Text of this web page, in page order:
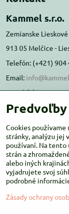
Kammel s.r.o.
Zemianske
913 05 Melčice -
Telefón: (+421) 904
Email:
Prevádzka:
Administratívna
Otváracie hodiny:
PIA-NE
Cookies
stránky, analýzu jej
používaní. Na
strán a
alebo iných
vyjadrujete svoj
podrobné
Zásady ochrany